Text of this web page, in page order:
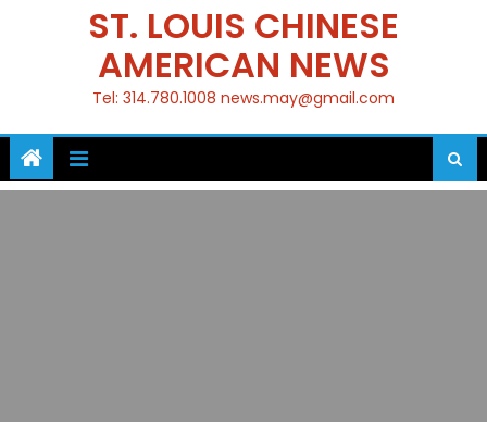
ST. LOUIS CHINESE
AMERICAN NEWS
Tel: 314.780.1008 news.may@gmail.com